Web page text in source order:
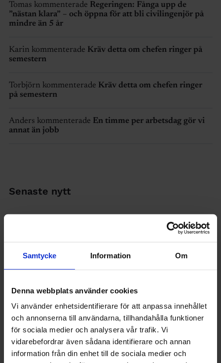
Samtycke Information Om
Denna webbplats använder cookies
Vi använder enhetsidentifierare för att anpassa innehållet
och annonserna till användarna, tillhandahålla funktioner
för sociala medier och analysera vår trafik. Vi
vidarebefordrar även sådana identifierare och annan
information från din enhet till de sociala medier och
Tomas kommenterade Regeringen: Fånga upp de
”nästan klara” – och öppna för att bli civilingenjör på
mindre än 5 år
Karin kommenterade Kräv detta om chefen ringer på
semestern
Torbjörn kommenterade Kräv detta om chefen ringer
på semestern
Anders kommenterade En timme per arbetsdag gör vi
annat än jobb
Senaste nytt